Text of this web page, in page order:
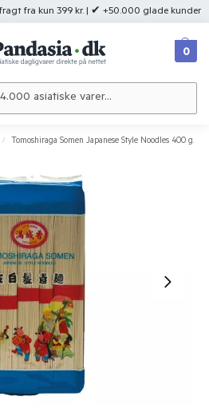
fra kun 399 kr. | ✔ +50.000 glade kunder
0
/ Tomoshiraga Somen Japanese Style Noodles 400 g.